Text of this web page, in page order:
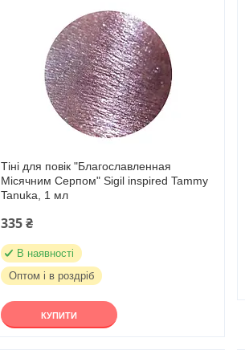
Тіні для повік "Благославленная
Місячним Серпом" Sigil inspired Tammy
Tanuka, 1 мл
335 ₴
В наявності
Оптом і в роздріб
КУПИТИ